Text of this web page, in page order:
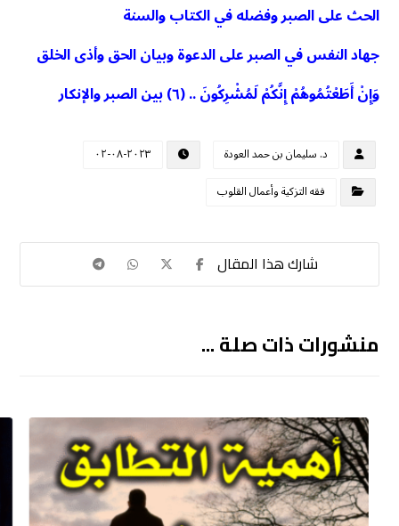
الحث على الصبر وفضله في الكتاب والسنة
جهاد النفس في الصبر على الدعوة وبيان الحق وأذى الخلق
وَإِنْ أَطَعْتُمُوهُمْ إِنَّكُمْ لَمُشْرِكُونَ .. (٦) بين الصبر والإنكار
د. سليمان بن حمد العودة
٢٠٢٣-٠٨-٠٢
فقه التزكية وأعمال القلوب
منشورات ذات صلة ...